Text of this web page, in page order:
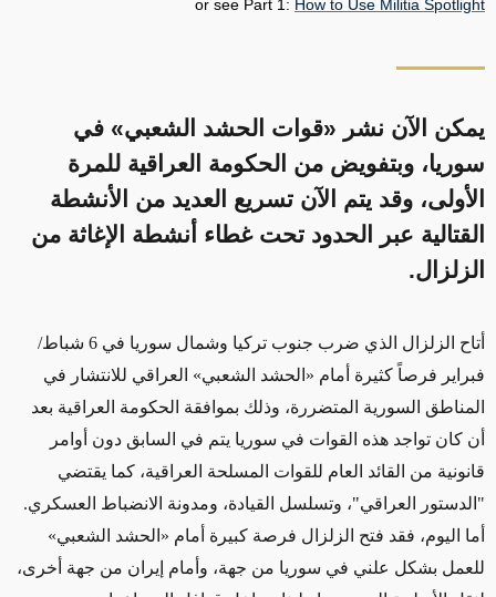
or see Part 1: How to Use Militia Spotlight
يمكن الآن نشر «قوات الحشد الشعبي» في
سوريا، وبتفويض من الحكومة العراقية للمرة
الأولى، وقد يتم الآن تسريع العديد من الأنشطة
القتالية عبر الحدود تحت غطاء أنشطة الإغاثة من
الزلزال.
أتاح الزلزال الذي ضرب جنوب تركيا وشمال سوريا في 6 شباط/
فبراير فرصاً كثيرة أمام «الحشد الشعبي» العراقي للانتشار في
المناطق السورية المتضررة، وذلك بموافقة الحكومة العراقية بعد
أن كان تواجد هذه القوات في سوريا يتم في السابق دون أوامر
قانونية من القائد العام للقوات المسلحة العراقية، كما يقتضي
"الدستور العراقي"، وتسلسل القيادة، ومدونة الانضباط العسكري.
أما اليوم، فقد فتح الزلزال فرصة كبيرة أمام «الحشد الشعبي»
للعمل بشكل علني في سوريا من جهة، وأمام إيران من جهة أخرى،